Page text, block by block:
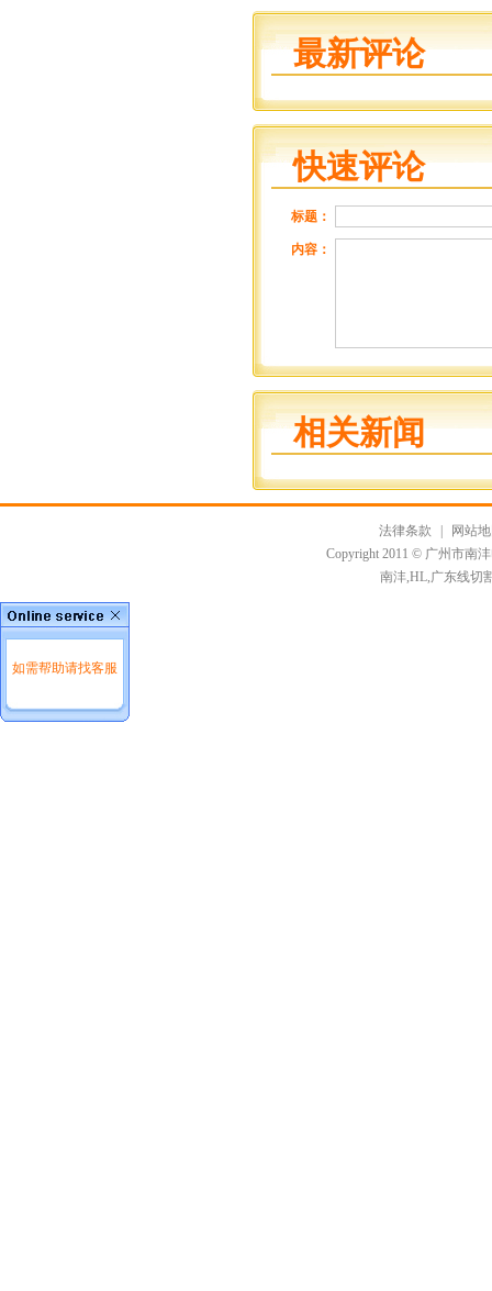
最新评论
快速评论
标题：
内容：
相关新闻
法律条款
网站
Copyright 2011 © 广州市
南沣,HL,广东线切
如需帮助请找客服